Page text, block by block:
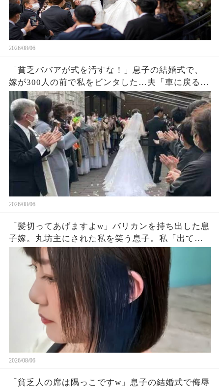
2026/08/06
「貧乏ババアが式を汚すな！」息子の結婚式で、
嫁が300人の前で私をビンタした…夫「車に戻る
か」私「ごめん」皆が私を哀れんでいたが真実が
明かされ嫁は顔面蒼白になった…
2026/08/06
「髪切ってあげますよw」バリカンを持ち出した息
子嫁。丸坊主にされた私を笑う息子。私「出てい
く…」息子夫婦「勝手にしろw」→翌朝、全財産を
持って姿を眩ませた結果…
2026/08/06
「貧乏人の席は隅っこですw」息子の結婚式で侮辱